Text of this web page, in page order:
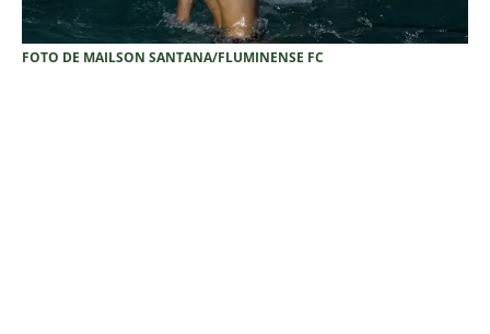
FOTO DE MAILSON SANTANA/FLUMINENSE FC